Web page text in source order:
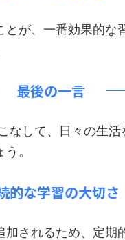
とが、一番効果的な
最後の一言
なして、日々の生活
。
的な学習の大切さ
加されるため、定期